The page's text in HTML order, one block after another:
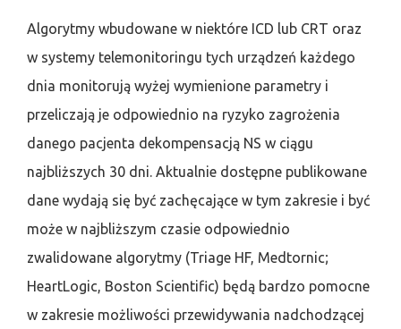
Algorytmy wbudowane w niektóre ICD lub CRT oraz
w systemy telemonitoringu tych urządzeń każdego
dnia monitorują wyżej wymienione parametry i
przeliczają je odpowiednio na ryzyko zagrożenia
danego pacjenta dekompensacją NS w ciągu
najbliższych 30 dni. Aktualnie dostępne publikowane
dane wydają się być zachęcające w tym zakresie i być
może w najbliższym czasie odpowiednio
zwalidowane algorytmy (Triage HF, Medtornic;
HeartLogic, Boston Scientific) będą bardzo pomocne
w zakresie możliwości przewidywania nadchodzącej